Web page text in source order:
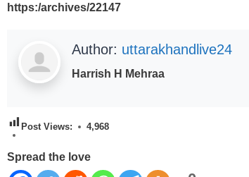
https:/archives/22147
Author: uttarakhandlive24
Harrish H Mehraa
Post Views: 4,968
Spread the love